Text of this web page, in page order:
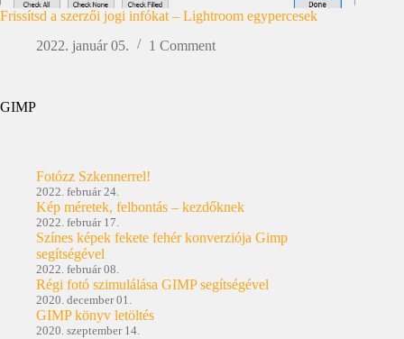
Frissítsd a szerzői jogi infókat – Lightroom egypercesek
2022. január 05.
1 Comment
GIMP
Fotózz Szkennerrel!
2022. február 24.
Kép méretek, felbontás – kezdőknek
2022. február 17.
Színes képek fekete fehér konverziója Gimp
segítségével
2022. február 08.
Régi fotó szimulálása GIMP segítségével
2020. december 01.
GIMP könyv letöltés
2020. szeptember 14.